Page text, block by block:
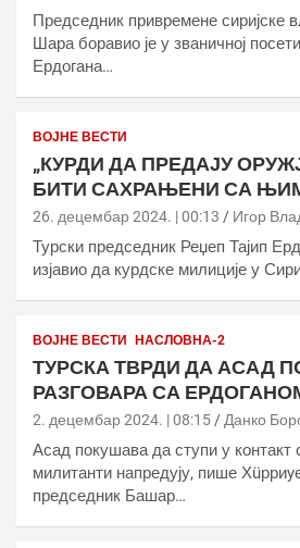
Председник привремене сиријске
Шара боравио је у званичној
Ердогана…
ВОЈНЕ ВЕСТИ
„КУРДИ ДА ПРЕДАЈУ
БИТИ САХРАЊЕНИ СА
26. децембар 2024. | 00:13 Игор
Турски председник Реџеп Тајип
изјавио да курдске милиције у
ВОЈНЕ ВЕСТИ НАСЛОВНА-2
ТУРСКА ТВРДИ ДА АСАД
РАЗГОВАРА СА
2. децембар 2024. | 08:15 Данко
Асад покушава да ступи у контакт
милитанти напредују, пише
председник Башар…